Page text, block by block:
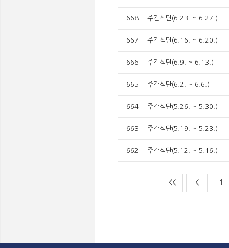
668 주간식단(6.23. ~ 6.27.)
667 주간식단(6.16. ~ 6.20.)
666 주간식단(6.9. ~ 6.13.)
665 주간식단(6.2. ~ 6.6.)
664 주간식단(5.26. ~ 5.30.)
663 주간식단(5.19. ~ 5.23.)
662 주간식단(5.12. ~ 5.16.)
<< < 1